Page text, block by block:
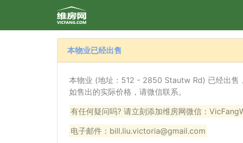
本物业已经出售
本物业 (地址：512 - 2850 Stautw Rd) 已经出售
如售出的实际价格，请微信联系。
有任何疑问吗? 请立刻添加维房网微信：
电子邮件：bill.liu.victoria@gmail.com